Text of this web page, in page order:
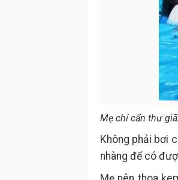
Mẹ chỉ cẩn thư
Không phải bơi
nhàng để có